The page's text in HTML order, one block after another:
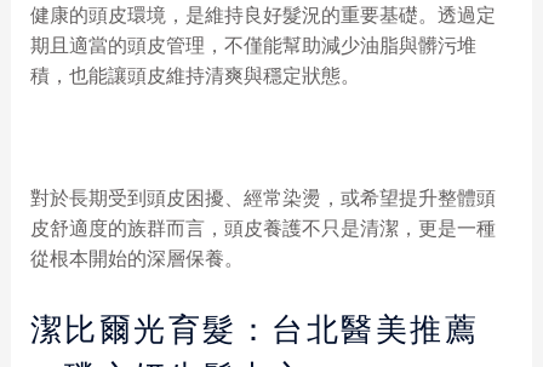
健康的頭皮環境，是維持良好髮況的重要基礎。透過定
期且適當的頭皮管理，不僅能幫助減少油脂與髒污堆
積，也能讓頭皮維持清爽與穩定狀態。
對於長期受到頭皮困擾、經常染燙，或希望提升整體頭
皮舒適度的族群而言，頭皮養護不只是清潔，更是一種
從根本開始的深層保養。
潔比爾光育髮：台北醫美推薦